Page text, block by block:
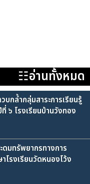
☷อ่านทั้งหมด
กล้ำกลุ่มสาระการเรียนรู้
๖ โรงเรียนบ้านวังทอง
ดมทรัพยากรทางการ
รงเรียนวัดหนองโว้ง